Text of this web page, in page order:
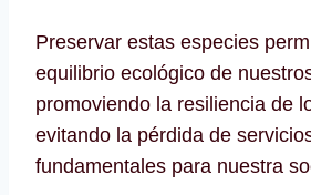
Preservar estas especies
equilibrio ecológico de
promoviendo la resiliencia de
evitando la pérdida de
fundamentales para nuestra